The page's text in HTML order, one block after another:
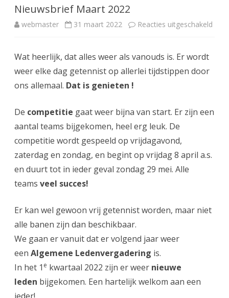
de
inhoud
Nieuwsbrief Maart 2022
webmaster 31 maart 2022 Reacties uitgeschakeld
Wat heerlijk, dat alles weer als vanouds is. Er wordt
weer elke dag getennist op allerlei tijdstippen door
ons allemaal. Dat is genieten !
De competitie gaat weer bijna van start. Er zijn een
aantal teams bijgekomen, heel erg leuk. De
competitie wordt gespeeld op vrijdagavond,
zaterdag en zondag, en begint op vrijdag 8 april a.s.
en duurt tot in ieder geval zondag 29 mei. Alle
teams veel succes!
Er kan wel gewoon vrij getennist worden, maar niet
alle banen zijn dan beschikbaar.
We gaan er vanuit dat er volgend jaar weer
een Algemene Ledenvergadering is.
In het 1 e kwartaal 2022 zijn er weer nieuwe
leden bijgekomen. Een hartelijk welkom aan een